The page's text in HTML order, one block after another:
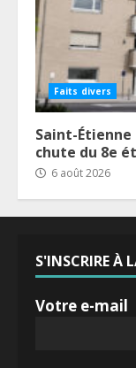
Faits divers
Saint-
chute du 8e
6 août 2026
S'INSCRIRE À
Votre e-mail